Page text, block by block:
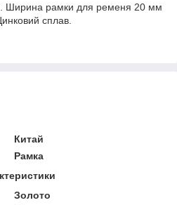
Ширина рамки для ременя 20 мм
сплав.
Китай
Рамка
Золото